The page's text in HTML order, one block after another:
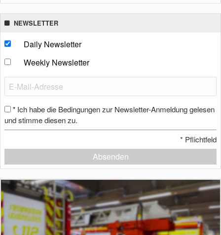
NEWSLETTER
Daily Newsletter
Weekly Newsletter
* Ich habe die Bedingungen zur Newsletter-Anmeldung gelesen
und stimme diesen zu.
* Pflichtfeld
Absenden